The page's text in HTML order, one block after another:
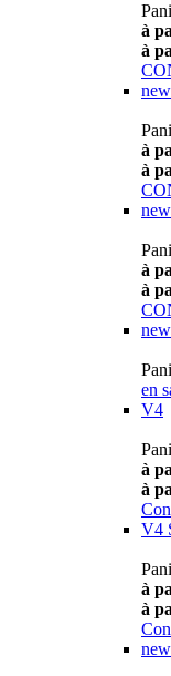
à
à
new
à
à
new
à
à
new
en
V4
à
à
V4
à
à
new